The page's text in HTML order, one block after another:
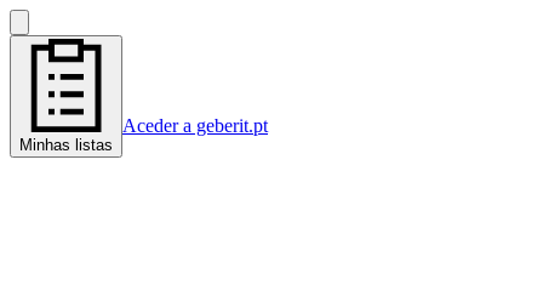
Minhas listas
Aceder a geberit.pt